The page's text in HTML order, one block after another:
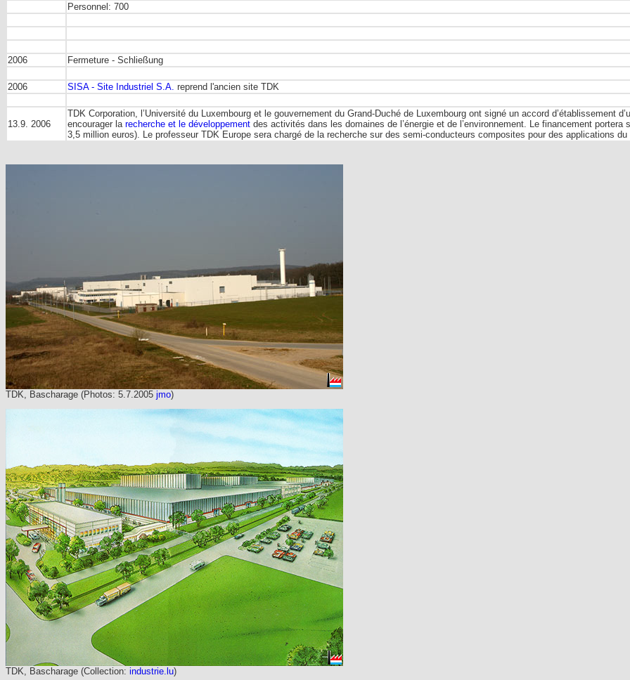
Personnel: 700
2006 Fermeture - Schließung
2006 SISA - Site Industriel S.A. reprend l'ancien site TDK
13.9. 2006
TDK Corporation, l’Université du Luxembourg et le gouvernement du Grand-Duché de Luxembourg ont signé un accord d’établissement
encourager la recherche et le développement des activités dans les domaines de l’énergie et de l’environnement. Le financement
3,5 million euros). Le professeur TDK Europe sera chargé de la recherche sur des semi-conducteurs composites pour des applications du
TDK, Bascharage (Photos: 5.7.2005 jmo)
TDK, Bascharage (Collection: industrie.lu)